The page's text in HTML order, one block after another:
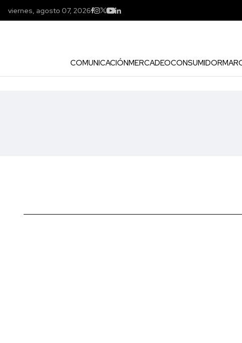
viernes, agosto 07, 2026
COMUNICACIÓNMERCADEOCONSUMIDOR